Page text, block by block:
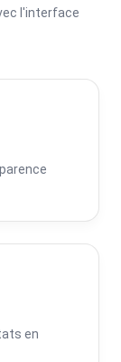
l'interface
en